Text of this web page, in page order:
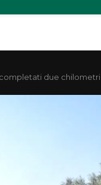
due chilometri